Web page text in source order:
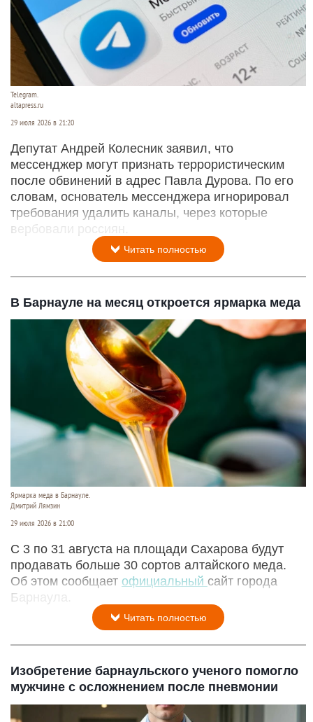
Telegram.
altapress.ru
29 июля 2026 в 21:20
Депутат Андрей Колесник заявил, что
мессенджер могут признать террористическим
после обвинений в адрес Павла Дурова. По его
словам, основатель мессенджера игнорировал
требования удалить каналы, через которые
вербовали россиян.
Читать полностью
В Барнауле на месяц откроется ярмарка меда
Ярмарка меда в Барнауле.
Дмитрий Лямзин
29 июля 2026 в 21:00
С 3 по 31 августа на площади Сахарова будут
продавать больше 30 сортов алтайского меда.
Об этом сообщает официальный сайт города
Барнаула.
Читать полностью
Изобретение барнаульского ученого помогло
мужчине с осложнением после пневмонии